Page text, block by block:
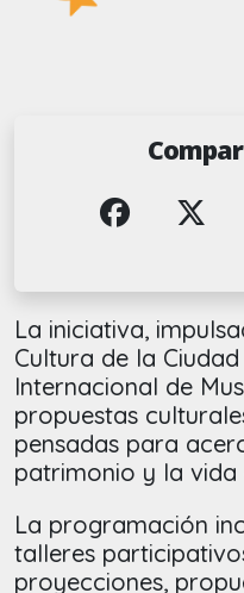
La iniciativa,
Cultura de la
Internacional de
propuestas
pensadas para
patrimonio y la vida
La programación
talleres
proyecciones,